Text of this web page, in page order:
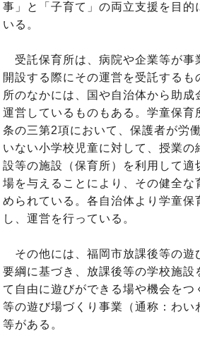
事」と「子育て」の両立支援を目的
いる。
受託保育所は、病院や企業等が事
開設する際にその運営を受託するも
所のなかには、国や自治体から助成
運営しているものもある。学童保育
条の三第2項において、保護者が労
いない小学校児童に対して、授業の
設等の施設（保育所）を利用して適
場を与えることにより、その健全な
められている。各自治体より学童保
し、運営を行っている。
その他には、福岡市放課後等の遊
要綱に基づき、放課後等の学校施設
て自由に遊びができる場や機会をつ
等の遊び場づくり事業（通称：わい
等がある。